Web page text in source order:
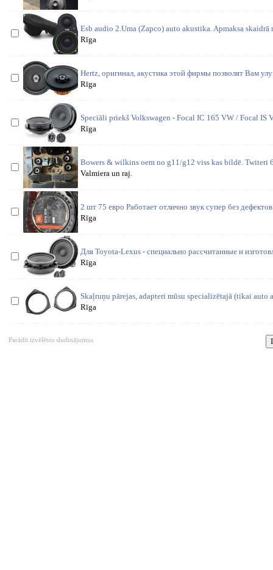
Esb audio 2.Uma (Zapco) auto akustika. Apmaksa
Rīga
Hertz, оригинал, акустика этой фирмы позволят Вам
Rīga
Speciāli priekš Volkswagen - Focal IC 165 VW / Focal IS
Rīga
Bowers & wilkins oem no g11/g12 viss kas bildē. Twiteri
Valmiera un raj.
2 шт 75 евро Работает отлично звук супер без
Rīga
Для Toyota-Lexus - специально рассчитанные и
Rīga
Skaļruņu pārejas, adapteri mūsu specializētajā (tikai
Rīga
Parādīt izvēlētos sludinājumus